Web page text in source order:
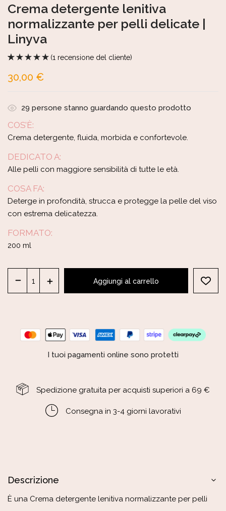
Crema detergente lenitiva
normalizzante per pelli delicate |
Linyva
su 5 su base
(1 recensione del cliente)
30,00 €
29 persone stanno guardando questo prodotto
COS’È:
Crema detergente, fluida, morbida e confortevole.
DEDICATO A:
Alle pelli con maggiore sensibilità di tutte le età.
COSA FA:
Deterge in profondità, strucca e protegge la pelle del viso
con estrema delicatezza.
FORMATO:
200 ml
Aggiungi al carrello
I tuoi pagamenti online sono protetti
Spedizione gratuita per acquisti superiori a 69 €
Consegna in 3-4 giorni lavorativi
Descrizione
È una Crema detergente lenitiva normalizzante per pelli